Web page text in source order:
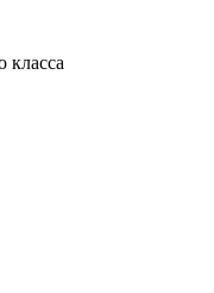
класса